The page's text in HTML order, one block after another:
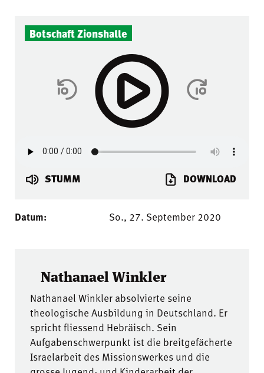
Botschaft Zionshalle
STUMM DOWNLOAD
Datum: So., 27. September 2020
Nathanael Winkler
Nathanael Winkler absolvierte seine
theologische Ausbildung in Deutschland. Er
spricht fliessend Hebräisch. Sein
Aufgabenschwerpunkt ist die breitgefächerte
Israelarbeit des Missionswerkes und die